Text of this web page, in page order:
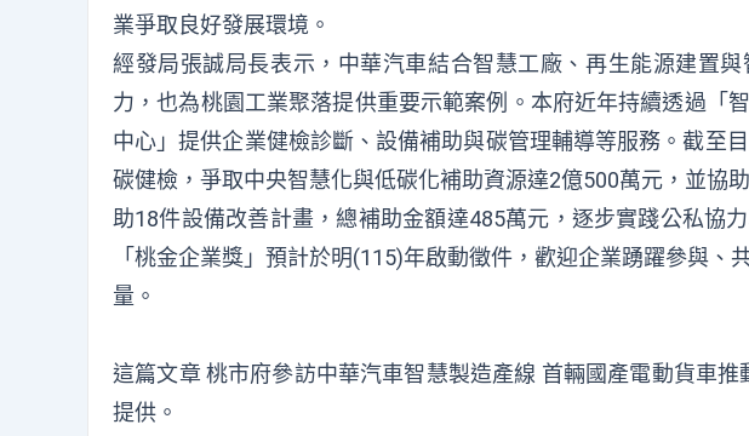
業爭取良好發展環境。
經發局張誠局長表示，中華汽車結合智慧工廠、再生能源建置
力，也為桃園工業聚落提供重要示範案例。本府近年持續透過「
中心」提供企業健檢診斷、設備補助與碳管理輔導等服務。截至
碳健檢，爭取中央智慧化與低碳化補助資源達2億500萬元，並協
助18件設備改善計畫，總補助金額達485萬元，逐步實踐公私協
「桃金企業獎」預計於明(115)年啟動徵件，歡迎企業踴躍參與、
量。
這篇文章 桃市府參訪中華汽車智慧製造產線 首輛國產電動貨車推
提供。